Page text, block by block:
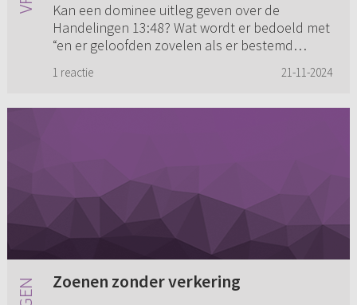
Kan een dominee uitleg geven over de
Handelingen 13:48? Wat wordt er bedoeld met
“en er geloofden zovelen als er bestemd
1 reactie 21-11-2024
Zoenen zonder verkering